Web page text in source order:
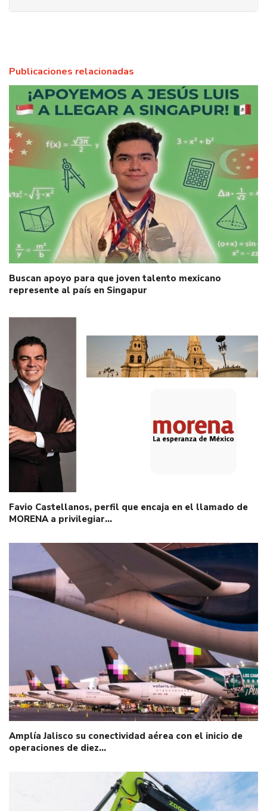
Publicaciones relacionadas
Buscan apoyo para que joven talento mexicano
represente al país en Singapur
Favio Castellanos, perfil que encaja en el llamado de
MORENA a privilegiar…
Amplía Jalisco su conectividad aérea con el inicio de
operaciones de diez…